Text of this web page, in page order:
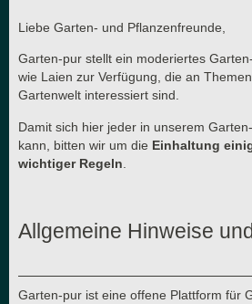
Liebe Garten- und Pflanzenfreunde,
Garten-pur stellt ein moderiertes
wie Laien zur Verfügung, die an
Gartenwelt interessiert sind.
Damit sich hier jeder in unserem
kann, bitten wir um die Einhaltung
wichtiger Regeln
Allgemeine Hinweise
Garten-pur ist eine offene Plattform für